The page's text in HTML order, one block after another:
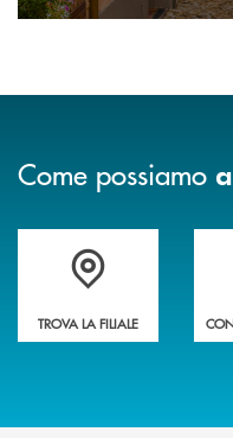
Come possiamo
Accedi all' elenco completo
TROVA LA FILIALE